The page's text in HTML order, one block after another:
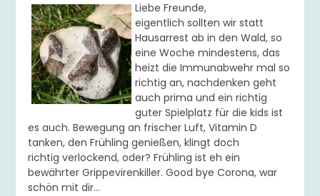
Liebe Freunde,
eigentlich sollten wir statt
Hausarrest ab in den Wald, so
eine Woche mindestens, das
heizt die Immunabwehr mal so
richtig an, nachdenken geht
auch prima und ein richtig
guter Spielplatz für die kids ist
es auch. Bewegung an frischer Luft, Vitamin D
tanken, den Frühling genießen, klingt doch
richtig verlockend, oder? Frühling ist eh ein
bewährter Grippevirenkiller. Good bye Corona, war
schön mit dir…